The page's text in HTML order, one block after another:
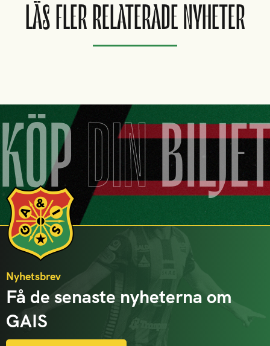
LÄS FLER RELATERADE NYHETER
KÖPDIN
Nyhetsbrev
Få de senaste nyheterna om
GAIS